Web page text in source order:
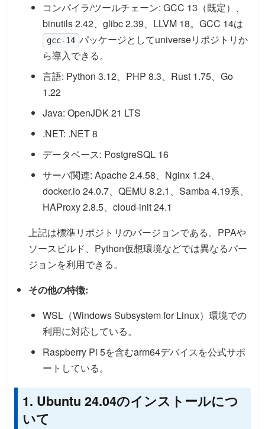
コンパイラ/ツールチェーン: GCC 13（既定）、
binutils 2.42、glibc 2.39、LLVM 18。GCC 14は
gcc-14 パッケージとしてuniverseリポジトリか
ら導入できる。
言語: Python 3.12、PHP 8.3、Rust 1.75、Go
1.22
Java: OpenJDK 21 LTS
.NET: .NET 8
データベース: PostgreSQL 16
サーバ関連: Apache 2.4.58、Nginx 1.24、
docker.io 24.0.7、QEMU 8.2.1、Samba 4.19系、
HAProxy 2.8.5、cloud-init 24.1
上記は標準リポジトリのバージョンである。PPAや
ソースビルド、Python仮想環境などでは異なるバー
ジョンを利用できる。
その他の特徴:
WSL（Windows Subsystem for Linux）環境での
利用に対応している。
Raspberry Pi 5を含むarm64デバイスを公式サポ
ートしている。
1. Ubuntu 24.04のインストールにつ
いて